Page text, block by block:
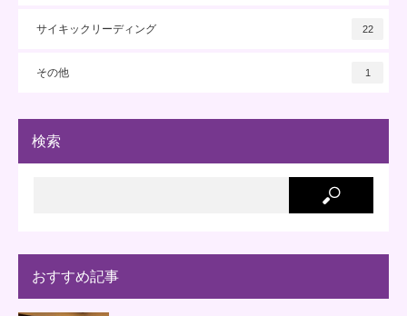
サイキックリーディング 22
その他 1
検索
おすすめ記事